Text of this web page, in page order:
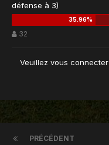
défense à 3)
32
Veuillez vous connecter
PRÉCÉDENT